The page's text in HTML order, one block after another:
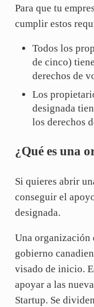
Para que tu
cumplir estos
Todos los
de cinco)
derechos de
Los
designada
los derechos
¿Qué es una
Si quieres abrir
conseguir el
designada.
Una organización
gobierno
visado de inicio.
apoyar a las
Startup. Se